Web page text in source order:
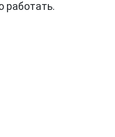
работать.